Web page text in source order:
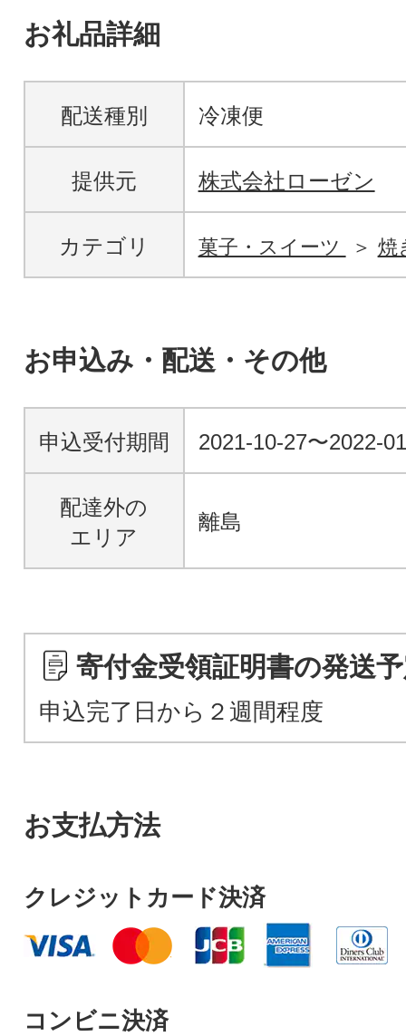
お礼品詳細
配送種別 冷凍便
提供元 株式会社ローゼン
カテゴリ 菓子・スイーツ 焼
お申込み・配送・その他
申込受付期間 2021-10-27〜2022-
配達外の
エリア
離島
寄付金受領証明書の発送
申込完了日から２週間程度
お支払方法
クレジットカード決済
コンビニ決済